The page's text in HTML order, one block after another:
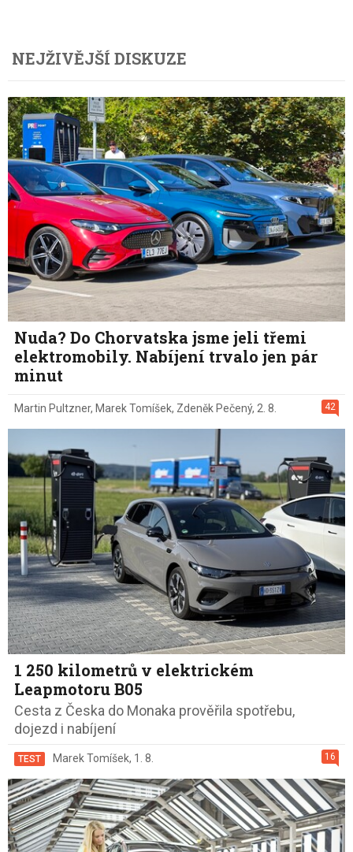
NEJŽIVĚJŠÍ DISKUZE
Nuda? Do Chorvatska jsme jeli třemi
elektromobily. Nabíjení trvalo jen pár
minut
42
Martin Pultzner, Marek Tomíšek, Zdeněk Pečený, 2. 8.
1 250 kilometrů v elektrickém
Leapmotoru B05
Cesta z Česka do Monaka prověřila spotřebu,
dojezd i nabíjení
16
TEST Marek Tomíšek, 1. 8.